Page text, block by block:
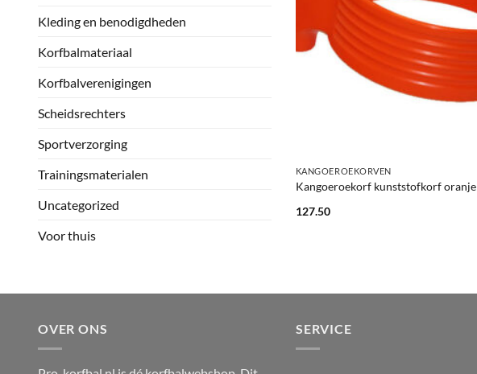
Kleding en benodigdheden
Korfbalmateriaal
Korfbalverenigingen
Scheidsrechters
Sportverzorging
Trainingsmaterialen
Uncategorized
Voor thuis
KANGOEROEKORVEN
Kangoeroekorf kunststofkorf oranje
127.50
OVER ONS SERVICE